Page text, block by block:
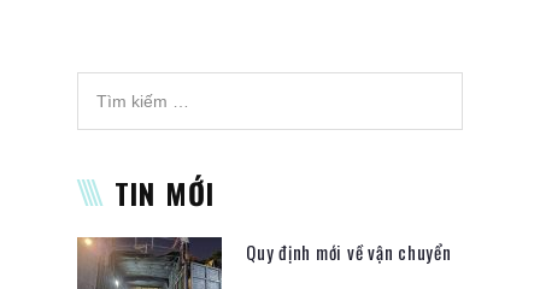
TIN MỚI
Quy định mới về vận chuyển